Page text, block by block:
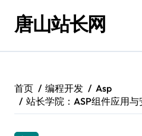
唐山站长网
首页 编程开发
Asp
站长学院：ASP组件应用